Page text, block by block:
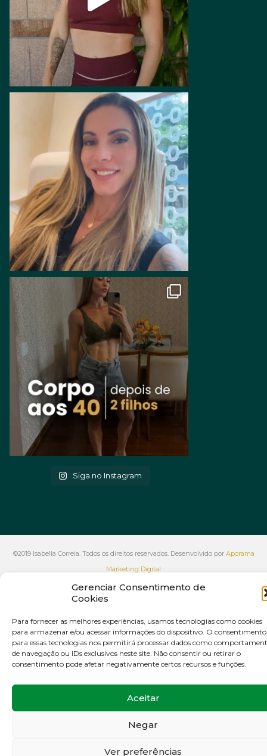
Gerenciar Consentimento de
Cookies
Para fornecer as melhores experiências, usamos tecnologias como cookies
para armazenar e/ou acessar informações do dispositivo. O consentimento
para essas tecnologias nos permitirá processar dados como
de navegação ou IDs exclusivos neste site. Não consentir ou retirar o
consentimento pode afetar negativamente certos recursos e funções.
Aceitar
Negar
Ver preferências
Siga no Instagram
©2019 Isabella Correia. Todos os direitos reservados. Desenvolvido por Aporama
Marketing Digital
VOLTAR AO INÍCIO